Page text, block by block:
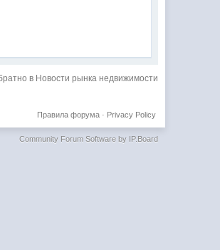
в Новости рынка недвижимости
Privacy Policy
Правила форума·
Community Forum Software by IP.Board